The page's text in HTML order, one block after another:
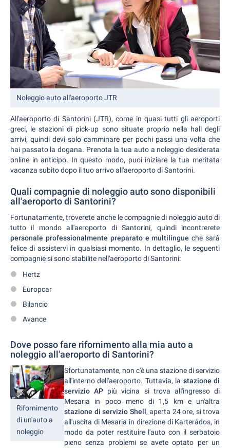
Noleggio auto all'aeroporto JTR
All'aeroporto di Santorini (JTR), come in quasi tutti gli aeroporti
greci, le stazioni di pick-up sono situate proprio nella hall degli
arrivi, quindi devi solo camminare per pochi passi una volta che
hai passato la dogana. Prenota la tua auto a noleggio desiderata
online in anticipo. In questo modo, puoi iniziare la tua meritata
vacanza subito dopo il tuo arrivo all'aeroporto di Santorini.
Quali compagnie di noleggio auto sono disponibili
all'aeroporto di Santorini?
Fortunatamente, troverete anche le compagnie di noleggio auto di
tutto il mondo all'aeroporto di Santorini, quindi incontrerete
personale professionalmente preparato e multilingue che sarà
felice di assistervi in qualsiasi momento. In dettaglio, le seguenti
compagnie si sono stabilite nell'aeroporto di Santorini:
Hertz
Europcar
Bilancio
Avance
Dove posso fare rifornimento alla mia auto a
noleggio all'aeroporto di Santorini?
Rifornimento
di un'auto a
noleggio
Sfortunatamente, non c'è una stazione di servizio
all'interno dell'aeroporto. Tuttavia, la stazione di
servizio AP più vicina si trova all'ingresso di
Mesaria in poco meno di 1,5 km e un'altra
stazione di servizio Shell, aperta 24 ore, si trova
all'uscita di Mesaria in direzione di Karterádos, in
modo da poter restituire l'auto con il serbatoio
pieno senza problemi se avete optato per un